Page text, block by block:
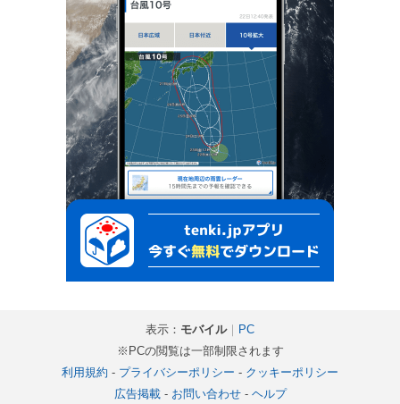
表示： モバイル｜ PC
※PCの閲覧は一部制限されます
利用規約 - プライバシーポリシー - クッキーポリシー
広告掲載- お問い合わせ- ヘルプ